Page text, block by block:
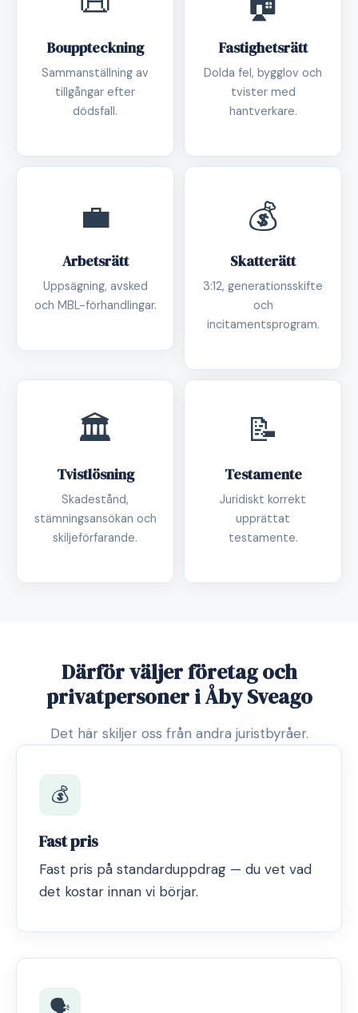
Bouppteckning
Sammanställning av
tillgångar efter
dödsfall.
Fastighetsrätt
Dolda fel, bygglov och
tvister med
hantverkare.
💼
Arbetsrätt
Uppsägning, avsked
och MBL-förhandlingar.
💰
Skatterätt
3:12, generationsskifte
och
incitamentsprogram.
🏛️
Tvistlösning
Skadestånd,
stämningsansökan och
skiljeförfarande.
📝
Testamente
Juridiskt korrekt
upprättat
testamente.
Därför väljer företag och
privatpersoner i Åby Sveago
Det här skiljer oss från andra juristbyråer.
💰
Fast pris
Fast pris på standarduppdrag — du vet vad
det kostar innan vi börjar.
🗣️